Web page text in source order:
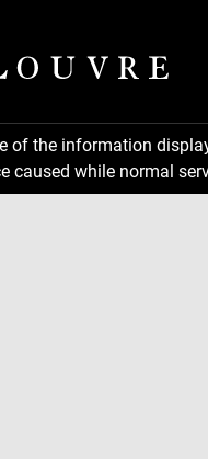
of the information
caused while normal